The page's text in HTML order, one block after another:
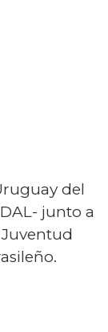
del
junto a